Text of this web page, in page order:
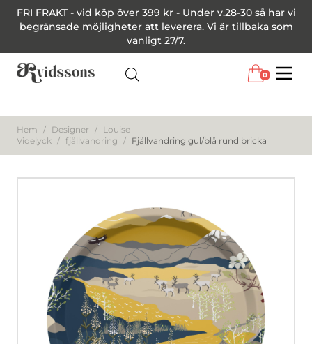
FRI FRAKT - vid köp över 399 kr - Under v.28-30 så har vi
begränsade möjligheter att leverera. Vi är tillbaka som
vanligt 27/7.
0
Hem / Designer / Louise
Videlyck / fjällvandring / Fjällvandring gul/blå rund bricka